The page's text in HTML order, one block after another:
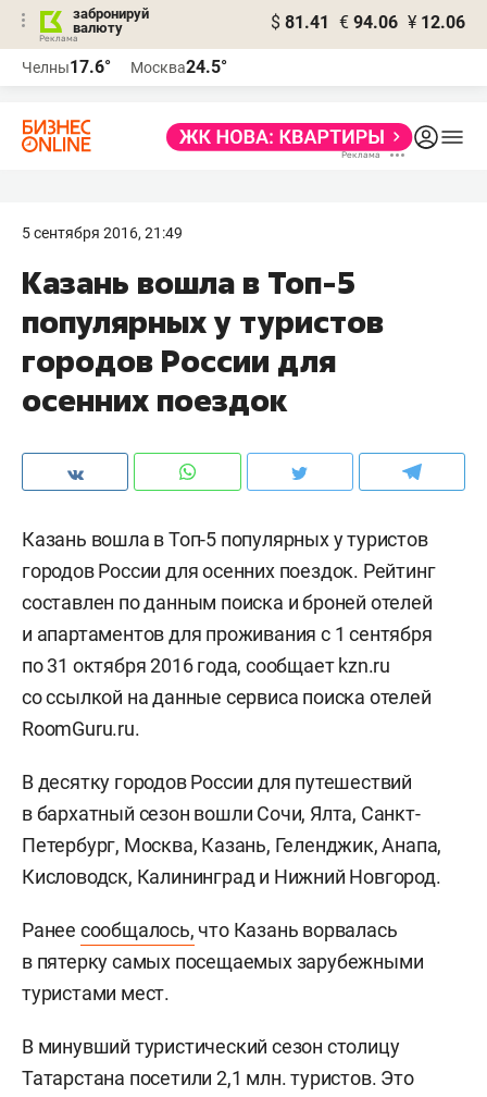
забронируй
валюту
$ 81.41 € 94.06 ¥ 12.06
Челны17.6° Москва24.5°
5 сентября 2016, 21:49
Казань вошла в Топ-5
популярных у туристов
городов России для
осенних поездок
Казань вошла в Топ-5 популярных у туристов
городов России для осенних поездок. Рейтинг
составлен по данным поиска и броней отелей
и апартаментов для проживания с 1 сентября
по 31 октября 2016 года, сообщает kzn.ru
со ссылкой на данные сервиса поиска отелей
RoomGuru.ru.
В десятку городов России для путешествий
в бархатный сезон вошли Сочи, Ялта, Санкт-
Петербург, Москва, Казань, Геленджик, Анапа,
Кисловодск, Калининград и Нижний Новгород.
Ранее сообщалось, что Казань ворвалась
в пятерку самых посещаемых зарубежными
туристами мест.
В минувший туристический сезон столицу
Татарстана посетили 2,1 млн. туристов. Это